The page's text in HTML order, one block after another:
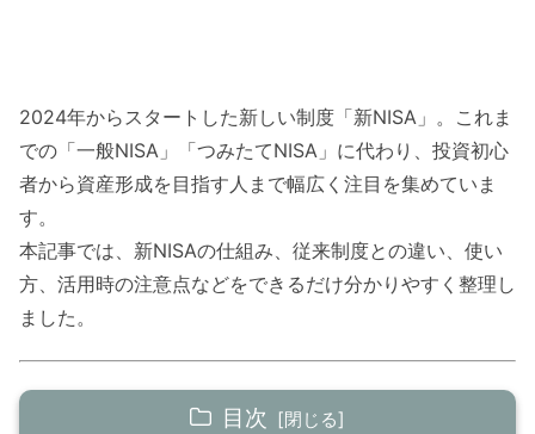
2024年からスタートした新しい制度「新NISA」。これま
での「一般NISA」「つみたてNISA」に代わり、投資初心
者から資産形成を目指す人まで幅広く注目を集めていま
す。
本記事では、新NISAの仕組み、従来制度との違い、使い
方、活用時の注意点などをできるだけ分かりやすく整理し
ました。
目次